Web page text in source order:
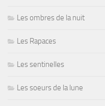
Les ombres de la nuit
Les Rapaces
Les sentinelles
Les soeurs de la lune